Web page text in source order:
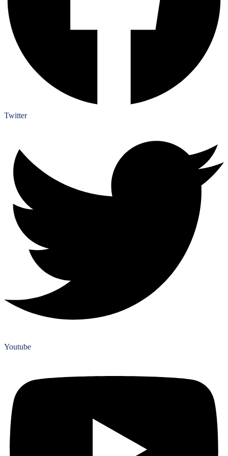
Twitter
Youtube